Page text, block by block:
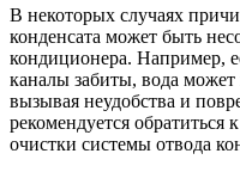
В некоторых случаях
конденсата может быть
кондиционера. Например,
каналы забиты, вода может
вызывая неудобства и
рекомендуется обратиться
очистки системы отвода